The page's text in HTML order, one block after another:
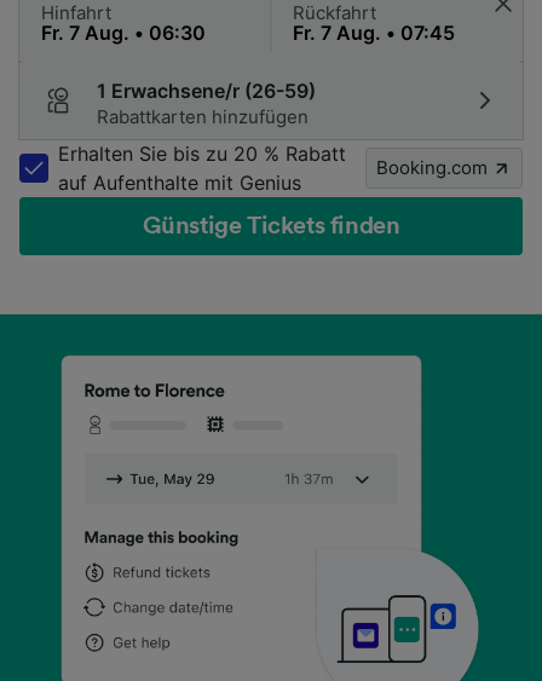
Hinfahrt Rückfahrt
1 Erwachsene/r (26-59)
Rabattkarten hinzufügen
Erhalten Sie bis zu 20 % Rabatt
auf Aufenthalte mit Genius
Booking.com
Günstige Tickets finden